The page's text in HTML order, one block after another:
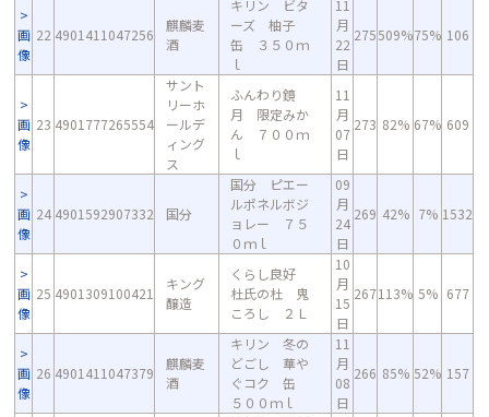
画
像
22 4901411047256
麒麟麦
酒
キリン ビタ
ーズ 柚子
缶 ３５０ｍ
ｌ
11
月
22
日
275509%75% 106
画
像
23 4901777265554
サント
リーホ
ールデ
ィング
ス
ふんわり鏡
月 限定みか
ん ７００ｍ
ｌ
11
月
07
日
273 82% 67% 609
画
像
24 4901592907332 国分
国分 ピエー
ルポネルボジ
ョレー ７５
０ｍｌ
09
月
24
日
269 42% 7% 1532
画
像
25 4901309100421
キング
醸造
くらし良好
杜氏の杜 鬼
ころし ２Ｌ
10
月
15
日
267113% 5% 677
画
像
26 4901411047379
麒麟麦
酒
キリン 冬の
どごし 華や
ぐコク 缶
５００ｍｌ
11
月
08
日
266 85% 52% 157